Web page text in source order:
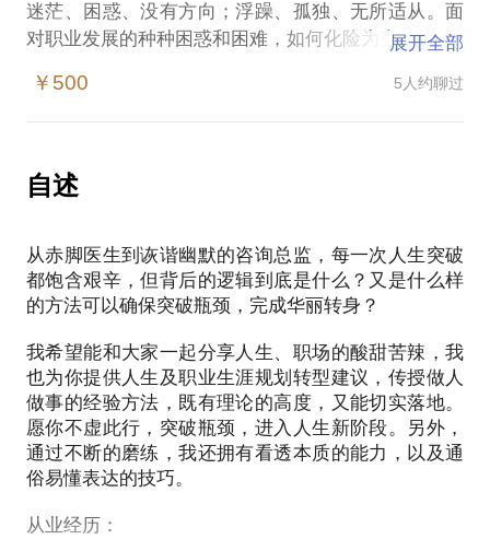
始及过程，并且结合个人亲身经历为你解释如何在变
革中提升个人能力，为自己也来个转型！是不是期待
一个全新的自我，来个华丽蜕变？让我们一起努力成
迷茫、困惑、没有方向；浮躁、孤独、无所适从。面
对职业发展的种种困惑和困难，如何化险为夷？
对于初入IT圈的新人，讲解行业发展方向、职业发展
的建议，打通职场脉络。
作为咨询从业者，分析、逻辑、框架比经验更重要。
展开全部
￥500 5人约聊过
自述
从赤脚医生到诙谐幽默的咨询总监，每一次人生突破
都饱含艰辛，但背后的逻辑到底是什么？又是什么样
的方法可以确保突破瓶颈，完成华丽转身？
我希望能和大家一起分享人生、职场的酸甜苦辣，我
也为你提供人生及职业生涯规划转型建议，传授做人
做事的经验方法，既有理论的高度，又能切实落地。
愿你不虚此行，突破瓶颈，进入人生新阶段。另外，
通过不断的磨练，我还拥有看透本质的能力，以及通
俗易懂表达的技巧。
从业经历：